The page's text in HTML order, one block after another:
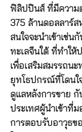
ฟิลิปปินส์ ที่มีความ
375 ล้านดอลลาร์ส
สนใจจะนำเข้าเช่
ทะเลจีนใต้ ที่ทำให้
เพื่อเสริมสมรรถน
ยุทโธปกรณ์ที่โดนใ
ดูแลหลังการขาย กั
ประเทศผู้นำเข้าที่
การตอบรับอาวุธข